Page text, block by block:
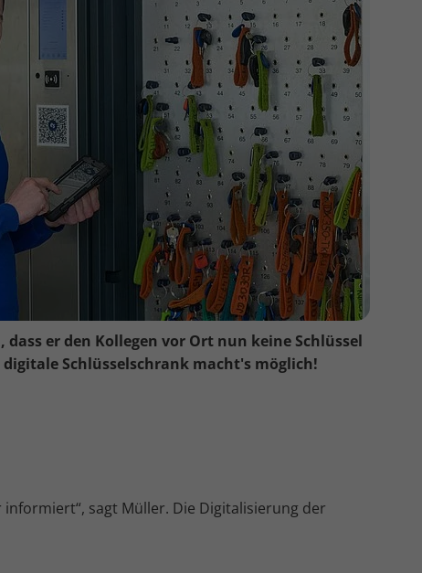
er den Kollegen vor Ort nun keine Schlüssel
Schlüsselschrank macht's möglich!
sagt Müller. Die Digitalisierung der